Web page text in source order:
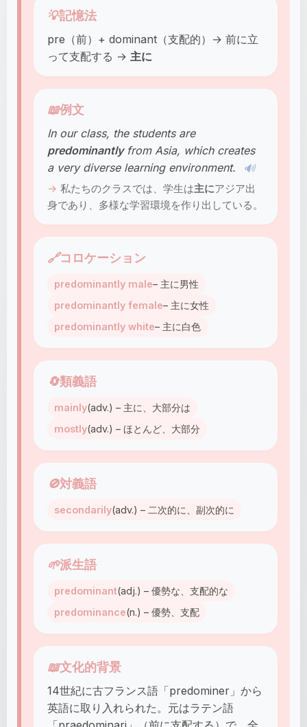
💡記憶法
pre（前）+ dominant（支配的）→ 前に立
って支配する → 主に
📖例文
In our class, the students are
predominantlyfrom Asia, which creates
a very diverse learning environment.
🔊
私たちのクラスでは、学生は主にアジア出
身であり、多様な学習環境を作り出している。
🔗コロケーション
predominantly male– 主に男性
predominantly female– 主に女性
predominantly white– 主に白色
🔄類義語
mainly(adv.) – 主に、大部分は
mostly(adv.) – ほとんど、大部分
🚫対義語
secondarily(adv.) – 二次的に、副次的に
🌱派生語
predominant(adj.) – 優勢な、支配的な
predominance(n.) – 優勢、支配
📖文化的背景
14世紀に古フランス語「predominer」から
英語に取り入れられた。元はラテン語